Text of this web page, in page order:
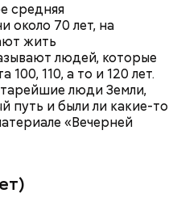
средняя
около 70 лет, на
жить
людей, которые
100, 110, а то и 120 лет.
люди Земли,
путь и были ли какие-то
«Вечерней